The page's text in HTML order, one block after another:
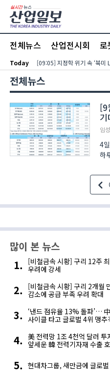
본문 바로가기
전체뉴스 산업전시회 로
Today
전체뉴스
[9
임
4
하루
마
이
엔
시
많이 본 뉴스
[비철금속 시황] 구리 12주
우려에 강세
[비철금속 시황] 구리 2개월
감소에 공급 부족 우려 확대
‘낸드 점유율 13% 돌파’…
사이클 타고 글로벌 4위 맹추
美 전력망 1조 4천억 달러 투
앞세운 韓 전력기자재 수출
현대차그룹, 새만금에 글로